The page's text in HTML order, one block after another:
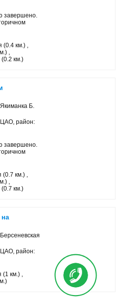
завершено.
(0.4 км.) ,
,
(0.2 км.)
Якиманка Б.
ЦАО, район:
завершено.
(0.7 км.) ,
,
(0.7 км.)
Берсеневская
ЦАО, район:
(1 км.) ,